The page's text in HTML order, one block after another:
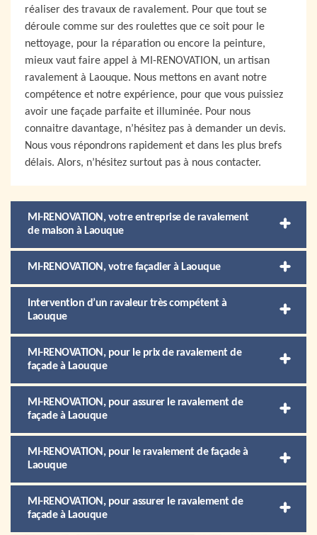
réaliser des travaux de ravalement. Pour que tout se
déroule comme sur des roulettes que ce soit pour le
nettoyage, pour la réparation ou encore la peinture,
mieux vaut faire appel à MI-RENOVATION, un artisan
ravalement à Laouque. Nous mettons en avant notre
compétence et notre expérience, pour que vous puissiez
avoir une façade parfaite et illuminée. Pour nous
connaitre davantage, n’hésitez pas à demander un devis.
Nous vous répondrons rapidement et dans les plus brefs
délais. Alors, n’hésitez surtout pas à nous contacter.
MI-RENOVATION, votre entreprise de ravalement
de maison à Laouque
MI-RENOVATION, votre façadier à Laouque
Intervention d’un ravaleur très compétent à
Laouque
MI-RENOVATION, pour le prix de ravalement de
façade à Laouque
MI-RENOVATION, pour assurer le ravalement de
façade à Laouque
MI-RENOVATION, pour le ravalement de façade à
Laouque
MI-RENOVATION, pour assurer le ravalement de
façade à Laouque